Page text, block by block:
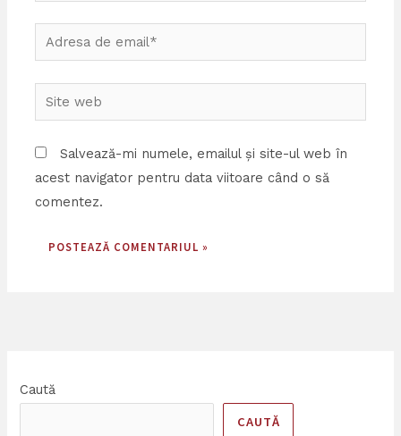
Adresa
de
email*
Site
web
Salvează-mi numele, emailul și site-ul web în
acest navigator pentru data viitoare când o să
comentez.
Caută
CAUTĂ